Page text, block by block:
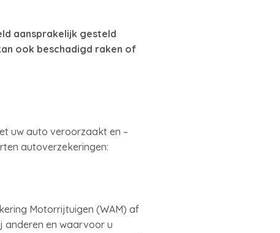
aansprakelijk gesteld
ook beschadigd raken of
uw auto veroorzaakt en –
autoverzekeringen:
Motorrijtuigen (WAM) af
anderen en waarvoor u